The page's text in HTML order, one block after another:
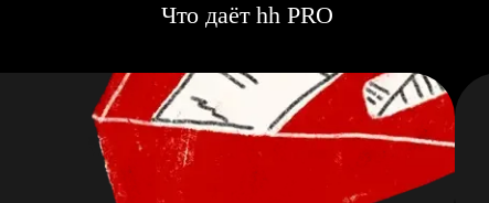
Что даёт hh PRO